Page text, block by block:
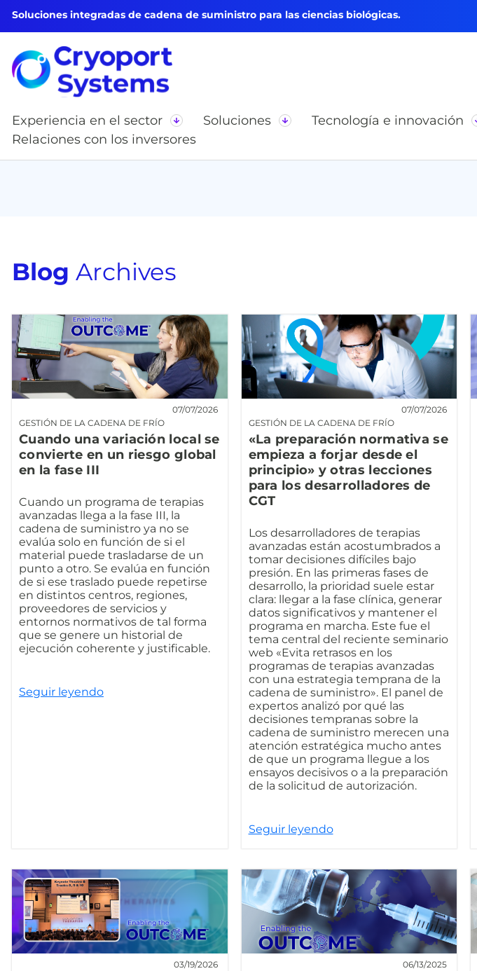
Soluciones integradas de cadena de suministro para las ciencias biológicas.
Experiencia en el sector Soluciones Tecnología e innovación
Relaciones con los inversores
Blog Archives
GESTIÓN DE LA CADENA DE FRÍO
07/07/2026
Cuando una variación local se
convierte en un riesgo global
en la fase III
Cuando un programa de terapias
avanzadas llega a la fase III, la
cadena de suministro ya no se
evalúa solo en función de si el
material puede trasladarse de un
punto a otro. Se evalúa en función
de si ese traslado puede repetirse
en distintos centros, regiones,
proveedores de servicios y
entornos normativos de tal forma
que se genere un historial de
ejecución coherente y justificable.
Seguir leyendo
GESTIÓN DE LA CADENA DE FRÍO
07/07/2026
«La preparación normativa se
empieza a forjar desde el
principio» y otras lecciones
para los desarrolladores de
CGT
Los desarrolladores de terapias
avanzadas están acostumbrados a
tomar decisiones difíciles bajo
presión. En las primeras fases de
desarrollo, la prioridad suele estar
clara: llegar a la fase clínica, generar
datos significativos y mantener el
programa en marcha. Este fue el
tema central del reciente seminario
web «Evita retrasos en los
programas de terapias avanzadas
con una estrategia temprana de la
cadena de suministro». El panel de
expertos analizó por qué las
decisiones tempranas sobre la
cadena de suministro merecen una
atención estratégica mucho antes
de que un programa llegue a los
ensayos decisivos o a la preparación
de la solicitud de autorización.
Seguir leyendo
03/19/2026 06/13/2025